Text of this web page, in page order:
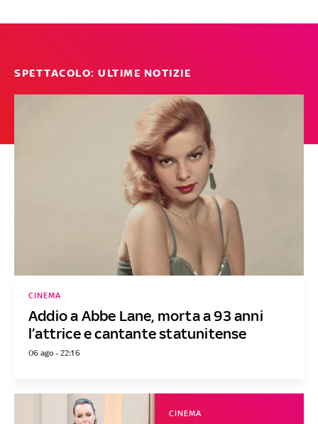
SPETTACOLO: ULTIME NOTIZIE
Addio a Abbe Lane, morta a 93 anni
l’attrice e cantante statunitense
CINEMA
06 ago - 22:16
CINEMA